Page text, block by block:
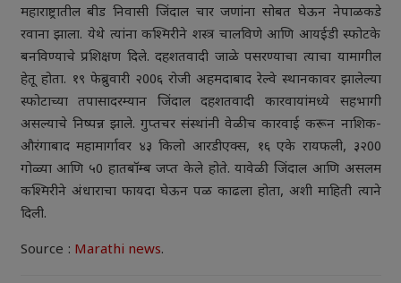
महाराष्ट्रातील बीड निवासी जिंदाल चार जणांना सोबत घेऊन नेपाळकडे
रवाना झाला. येथे त्यांना कश्मिरीने शस्त्र चालविणे आणि आयईडी स्फोटके
बनविण्याचे प्रशिक्षण दिले. दहशतवादी जाळे पसरण्याचा त्याचा यामागील
हेतू होता. १९ फेब्रुवारी २00६ रोजी अहमदाबाद रेल्वे स्थानकावर झालेल्या
स्फोटाच्या तपासादरम्यान जिंदाल दहशतवादी कारवायांमध्ये सहभागी
असल्याचे निष्पन्न झाले. गुप्तचर संस्थांनी वेळीच कारवाई करून नाशिक-
औरंगाबाद महामार्गावर ४३ किलो आरडीएक्स, १६ एके रायफली, ३२00
गोळ्या आणि ५0 हातबॉम्ब जप्त केले होते. यावेळी जिंदाल आणि असलम
कश्मिरीने अंधाराचा फायदा घेऊन पळ काढला होता, अशी माहिती त्याने
दिली.
Source : Marathi news.